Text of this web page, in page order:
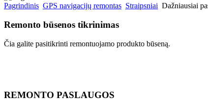
Pagrindinis GPS navigacijų remontas Straipsniai Dažniausiai
Remonto būsenos tikrinimas
Čia galite pasitikrinti remontuojamo produkto būseną.
REMONTO PASLAUGOS